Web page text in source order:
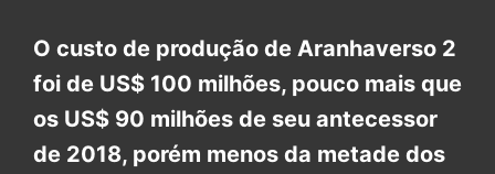
O custo de produção de Aranhaverso 2
foi de US$ 100 milhões, pouco mais que
os US$ 90 milhões de seu antecessor
de 2018, porém menos da metade dos